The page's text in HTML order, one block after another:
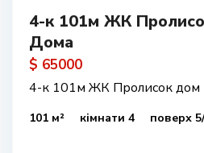
4-к 101м ЖК
Дома
$ 65000
4-к 101м ЖК Пролисок
101 м² кімнати 4 поверх